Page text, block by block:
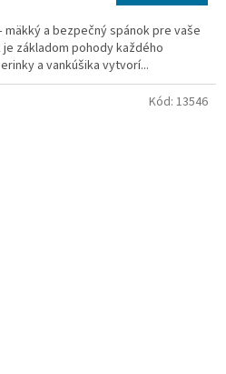
mäkký a bezpečný spánok pre vaše
základom pohody každého
a vankúšika vytvorí...
Kód: 13546